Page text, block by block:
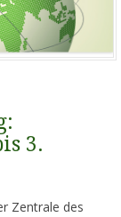
3.
Zentrale des